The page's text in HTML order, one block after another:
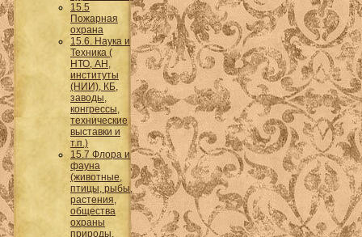
15.5
Пожарная
охрана
15.6. Наука и
Техника (
НТО, АН,
институты
(НИИ), КБ,
заводы,
конгрессы,
технические
выставки и
т.п.)
15.7 Флора и
фауна
(животные,
птицы, рыбы,
растения,
общества
охраны
природы,